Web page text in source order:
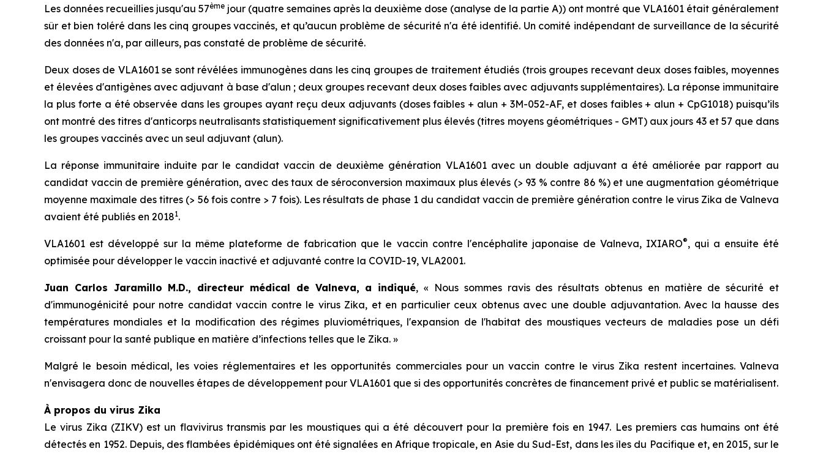
Les données recueillies jusqu'au 57ème jour (quatre semaines après la deuxième dose (analyse de la partie A)) ont montré que VLA1601 était généralement
sûr et bien toléré dans les cinq groupes vaccinés, et qu’aucun problème de sécurité n'a été identifié. Un comité indépendant de surveillance de la sécurité
des données n'a, par ailleurs, pas constaté de problème de sécurité.
Deux doses de VLA1601 se sont révélées immunogènes dans les cinq groupes de traitement étudiés (trois groupes recevant deux doses faibles, moyennes
et élevées d'antigènes avec adjuvant à base d'alun ; deux groupes recevant deux doses faibles avec adjuvants supplémentaires). La réponse immunitaire
la plus forte a été observée dans les groupes ayant reçu deux adjuvants (doses faibles + alun + 3M-052-AF, et doses faibles + alun + CpG1018) puisqu’ils
ont montré des titres d'anticorps neutralisants statistiquement significativement plus élevés (titres moyens géométriques - GMT) aux jours 43 et 57 que dans
les groupes vaccinés avec un seul adjuvant (alun).
La réponse immunitaire induite par le candidat vaccin de deuxième génération VLA1601 avec un double adjuvant a été améliorée par rapport au
candidat vaccin de première génération, avec des taux de séroconversion maximaux plus élevés (> 93 % contre 86 %) et une augmentation géométrique
moyenne maximale des titres (> 56 fois contre > 7 fois). Les résultats de phase 1 du candidat vaccin de première génération contre le virus Zika de Valneva
avaient été publiés en 20181.
VLA1601 est développé sur la même plateforme de fabrication que le vaccin contre l'encéphalite japonaise de Valneva, IXIARO®, qui a ensuite été
optimisée pour développer le vaccin inactivé et adjuvanté contre la COVID-19, VLA2001.
Juan Carlos Jaramillo M.D., directeur médical de Valneva, a indiqué, « Nous sommes ravis des résultats obtenus en matière de sécurité et
d'immunogénicité pour notre candidat vaccin contre le virus Zika, et en particulier ceux obtenus avec une double adjuvantation. Avec la hausse des
températures mondiales et la modification des régimes pluviométriques, l'expansion de l'habitat des moustiques vecteurs de maladies pose un défi
croissant pour la santé publique en matière d’infections telles que le Zika. »
Malgré le besoin médical, les voies réglementaires et les opportunités commerciales pour un vaccin contre le virus Zika restent incertaines. Valneva
n'envisagera donc de nouvelles étapes de développement pour VLA1601 que si des opportunités concrètes de financement privé et public se matérialisent.
À propos du virus Zika
Le virus Zika (ZIKV) est un flavivirus transmis par les moustiques qui a été découvert pour la première fois en 1947. Les premiers cas humains ont été
détectés en 1952. Depuis, des flambées épidémiques ont été signalées en Afrique tropicale, en Asie du Sud-Est, dans les îles du Pacifique et, en 2015, sur le